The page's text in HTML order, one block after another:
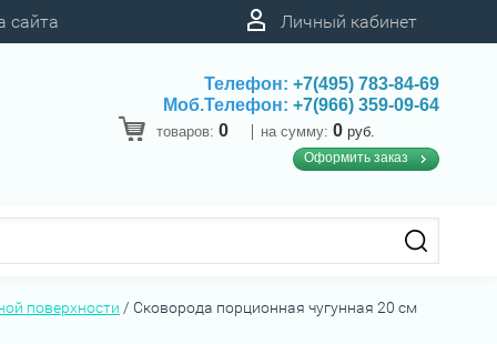
сайта Личный кабинет
Телефон: +7(495) 783-84-69
Моб.Телефон: +7(966) 359-09-64
товаров: 0 на сумму: 0 руб.
Оформить заказ
поверхности / Сковорода порционная чугунная 20 см